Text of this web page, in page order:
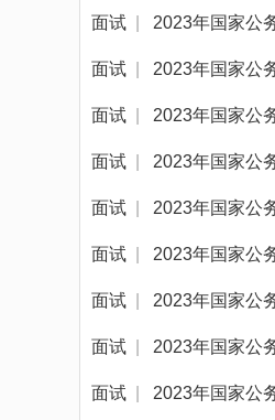
面试 2023年国家公
面试 2023年国家公
面试 2023年国家公
面试 2023年国家公
面试 2023年国家公
面试 2023年国家公
面试 2023年国家公
面试 2023年国家公
面试 2023年国家公